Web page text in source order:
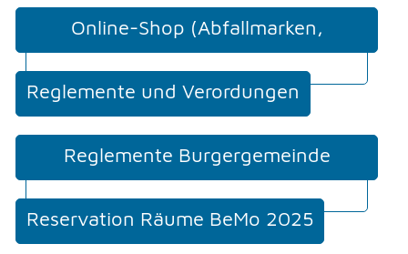
Online-Shop (Abfallmarken,
Reglemente und Verordungen
Reglemente Burgergemeinde
Reservation Räume BeMo 2025